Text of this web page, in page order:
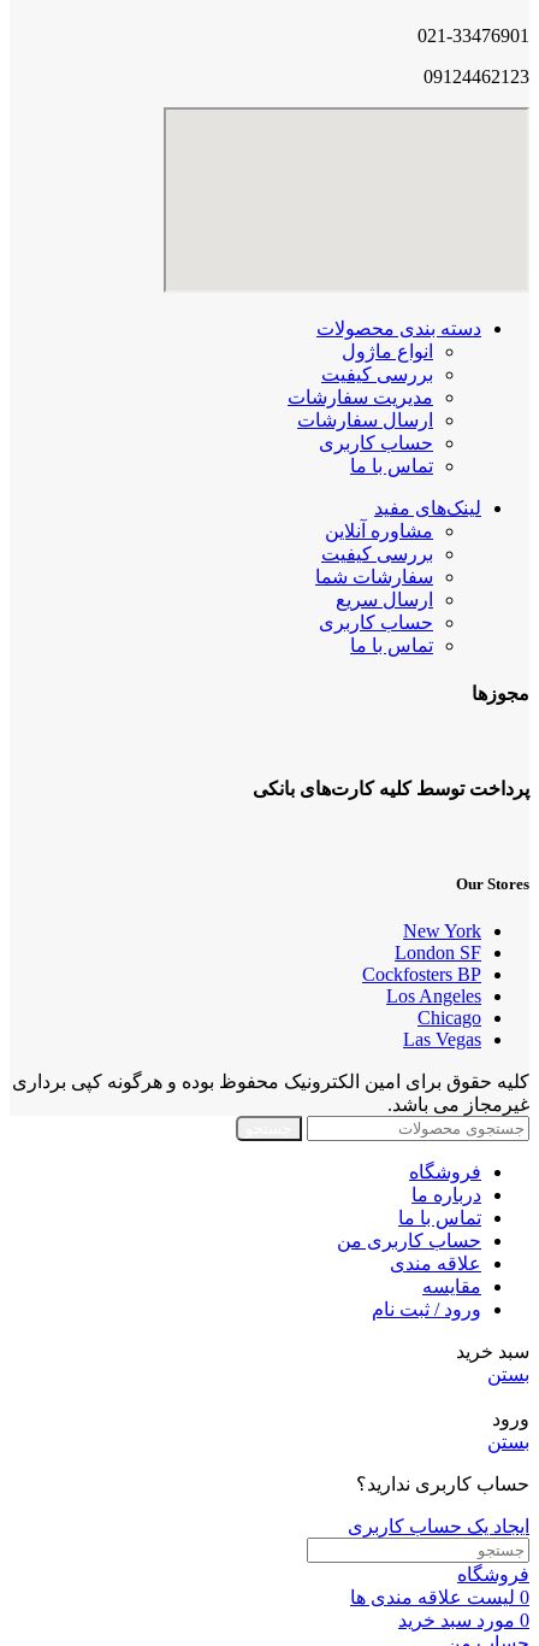
021-33476901
09124462123
دسته بندی محصولات
انواع ماژول
بررسی کیفیت
مدیریت سفارشات
ارسال سفارشات
حساب کاربری
تماس با ما
لینک‌های مفید
مشاوره آنلاین
بررسی کیفیت
سفارشات شما
ارسال سریع
حساب کاربری
تماس با ما
مجوزها
پرداخت توسط کلیه کارت‌های بانکی
Our Stores
New York
London SF
Cockfosters BP
Los Angeles
Chicago
Las Vegas
کلیه حقوق برای امین الکترونیک محفوظ بوده و هرگونه کپی برداری
غیرمجاز می باشد.
فروشگاه
درباره ما
تماس با ما
حساب کاربری من
علاقه مندی
مقايسه
ورود / ثبت نام
سبد خرید
بستن
ورود
بستن
حساب کاربری ندارید؟
ایجاد یک حساب کاربری
فروشگاه
0 لیست علاقه مندی ها
0 مورد سبد خرید